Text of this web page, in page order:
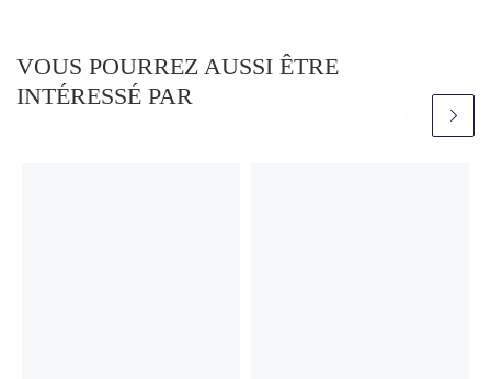
VOUS POURREZ AUSSI ÊTRE
INTÉRESSÉ PAR